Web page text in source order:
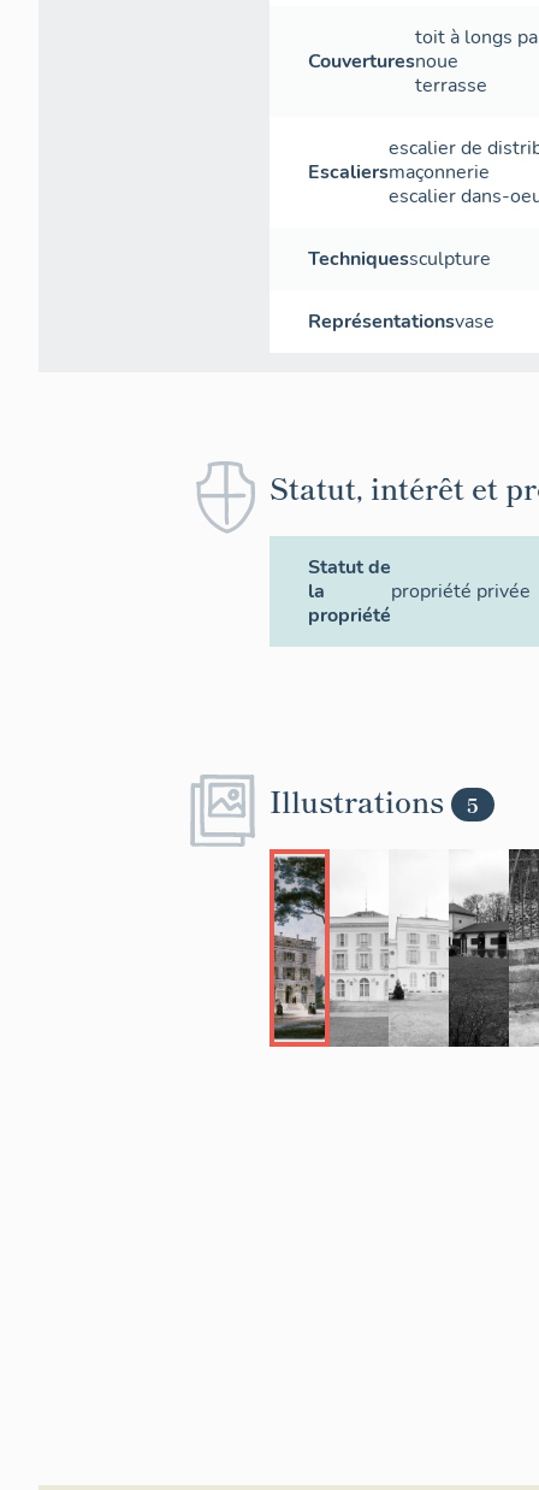
Couvertures
toit à longs
noue
terrasse
Escaliers
escalier de
maçonnerie
escalier dans-
Techniquessculpture
Représentationsvase
Statut, intérêt et
Statut de
la
propriété
propriété privée
Illustrations 5